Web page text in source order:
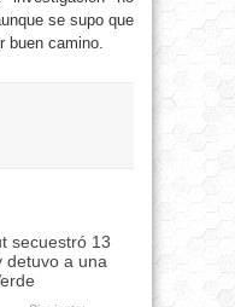
se supo que
buen camino.
secuestró 13
detuvo a una